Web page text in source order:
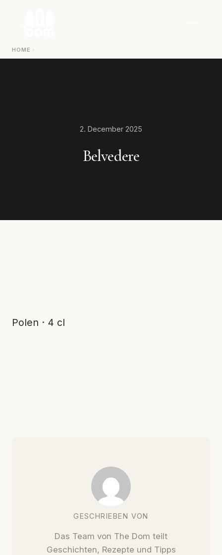
HOME
2. December 2025
Belvedere
Polen · 4 cl
GESCHRIEBEN VON
Das Team von The Dom teilt
Geschichten, Rezepte und Tipps